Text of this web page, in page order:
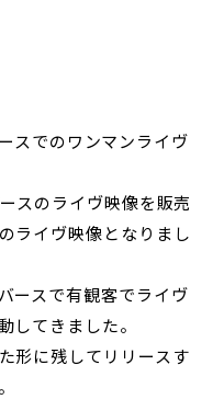
スでのワンマンライヴ
スのライヴ映像を販売
ライヴ映像となりまし
ースで有観客でライヴ
してきました。
形に残してリリースす